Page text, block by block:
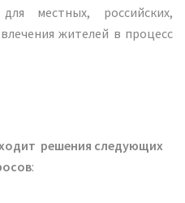
местных, российских,
жителей в процесс
решения следующих
: